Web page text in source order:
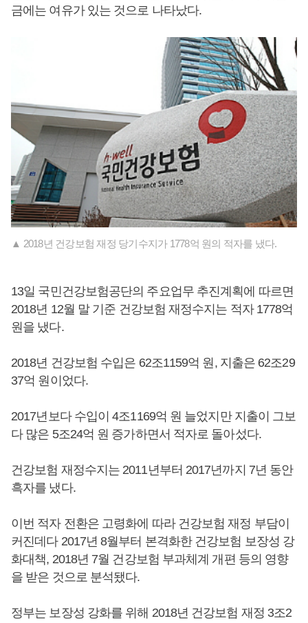
금에는 여유가 있는 것으로 나타났다.
▲ 2018년 건강보험 재정 당기수지가 1778억 원의 적자를 냈다.
13일 국민건강보험공단의 주요업무 추진계획에 따르면
2018년 12월 말 기준 건강보험 재정수지는 적자 1778억
원을 냈다.
2018년 건강보험 수입은 62조1159억 원, 지출은 62조29
37억 원이었다.
2017년보다 수입이 4조1169억 원 늘었지만 지출이 그보
다 많은 5조24억 원 증가하면서 적자로 돌아섰다.
건강보험 재정수지는 2011년부터 2017년까지 7년 동안
흑자를 냈다.
이번 적자 전환은 고령화에 따라 건강보험 재정 부담이
커진데다 2017년 8월부터 본격화한 건강보험 보장성 강
화대책, 2018년 7월 건강보험 부과체계 개편 등의 영향
을 받은 것으로 분석됐다.
정부는 보장성 강화를 위해 2018년 건강보험 재정 3조2